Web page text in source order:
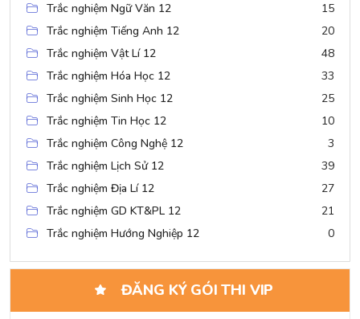
Trắc nghiệm Ngữ Văn 12
15
Trắc nghiệm Tiếng Anh 12
20
Trắc nghiệm Vật Lí 12
48
Trắc nghiệm Hóa Học 12
33
Trắc nghiệm Sinh Học 12
25
Trắc nghiệm Tin Học 12
10
Trắc nghiệm Công Nghệ 12
3
Trắc nghiệm Lịch Sử 12
39
Trắc nghiệm Địa Lí 12
27
Trắc nghiệm GD KT&PL 12
21
Trắc nghiệm Hướng Nghiệp 12
0
ĐĂNG KÝ GÓI THI VIP